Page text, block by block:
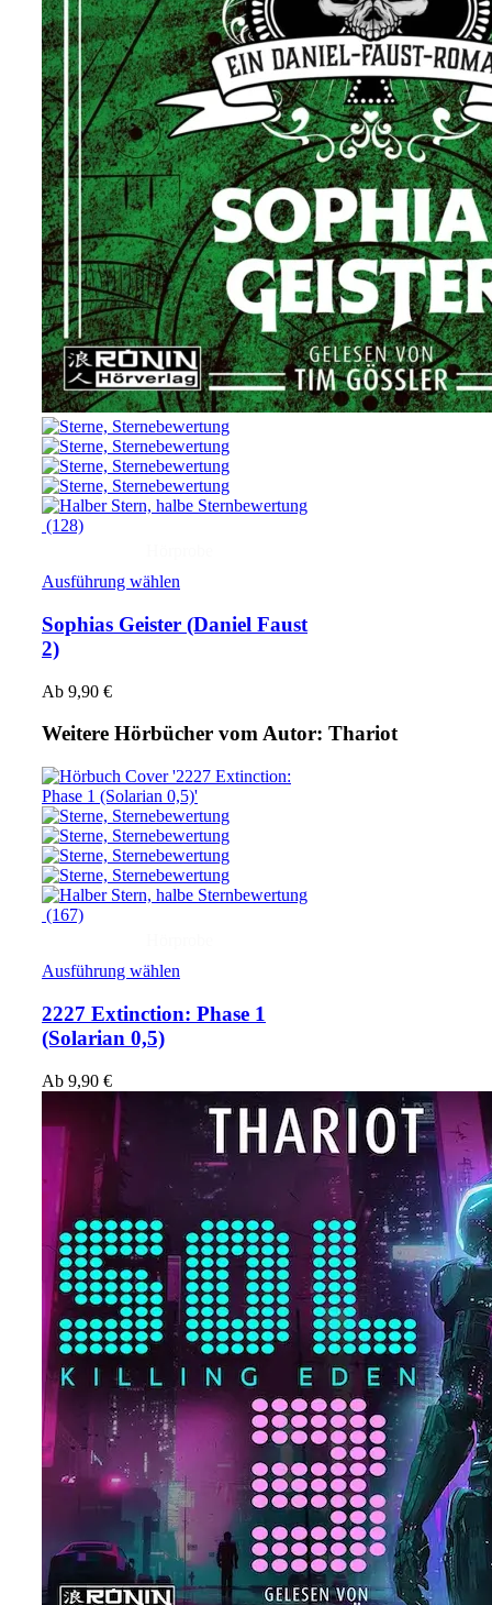
(128)
Ausführung wählen
Sophias Geister (Daniel Faust
2)
Ab 9,90 €
Weitere Hörbücher vom Autor: Thariot
(167)
Ausführung wählen
2227 Extinction: Phase 1
(Solarian 0,5)
Ab 9,90 €